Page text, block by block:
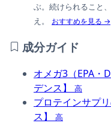
ぶ。続けられること
え。
おすすめを見る →
成分ガイド
オメガ3（EPA・
デンス】
高
プロテインサプ
ス】
高